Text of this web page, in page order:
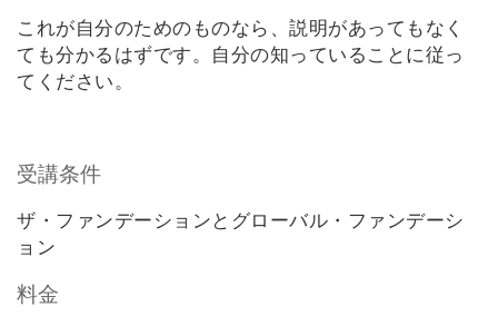
Shop
連
絡
これが自分のためのものなら、説明があってもなく
ても分かるはずです。自分の知っていることに従っ
てください。
受講条件
ザ・ファンデーションとグローバル・ファンデーシ
ョン
料金